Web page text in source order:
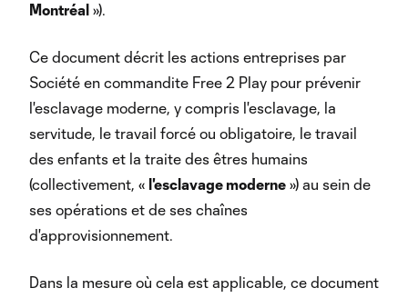
Montréal »).
Ce document décrit les actions entreprises par
Société en commandite Free 2 Play pour prévenir
l'esclavage moderne, y compris l'esclavage, la
servitude, le travail forcé ou obligatoire, le travail
des enfants et la traite des êtres humains
(collectivement, « l'esclavage moderne ») au sein de
ses opérations et de ses chaînes
d'approvisionnement.
Dans la mesure où cela est applicable, ce document